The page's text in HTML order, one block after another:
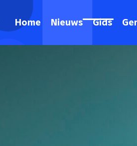
Home Nieuws Gids